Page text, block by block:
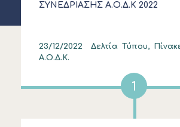
ΣΥΝΕΔΡΙΑΣΗΣ Α.Ο.Δ.Κ 2022
23/12/2022 Δελτία Τύπου,
Α.Ο.Δ.Κ.
1